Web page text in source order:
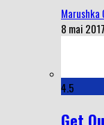
Marushka
8 mai 2017
4.5
Get